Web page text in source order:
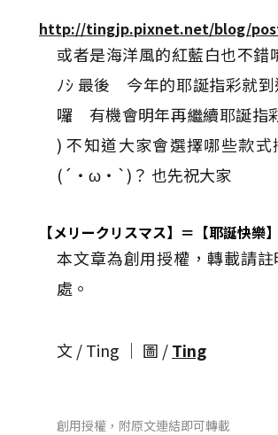
http://tingjp.pixnet.net/blog/
或者是海洋風的紅藍白也不
ﾉｼ 最後 今年的耶誕指彩就到
囉 有機會明年再繼續耶誕指
) 不知道大家會選擇哪些款式
(´・ω・`)？ 也先祝大家
【メリークリスマス】＝【耶誕快樂】
本文章為創用授權，轉載請
處。
文 / Ting │ 圖 /Ting
創用授權，附原文連結即可轉載